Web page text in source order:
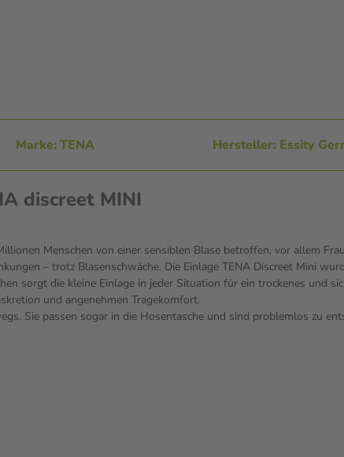
Marke: TENA Hersteller: Essity
discreet MINI
Menschen von einer sensiblen Blase betroffen, vor allem
– trotz Blasenschwäche. Die Einlage TENA Discreet Mini
sorgt die kleine Einlage in jeder Situation für ein trockenes und
und angenehmen Tragekomfort.
Sie passen sogar in die Hosentasche und sind problemlos zu